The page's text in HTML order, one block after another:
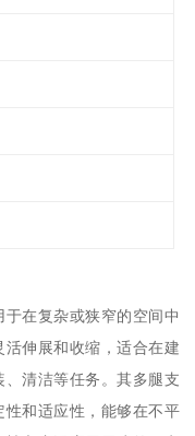
在复杂或狭窄的空间中
伸展和收缩，适合在建
清洁等任务。其多腿支
和适应性，能够在不平